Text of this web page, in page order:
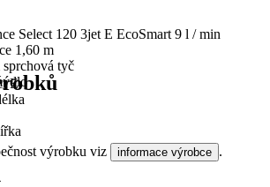
E
Select 120 3jet E EcoSmart 9 l / min
1,60 m
sprchová tyč
výrobku viz informace výrobce .